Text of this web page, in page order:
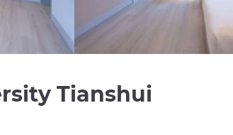
Tianshui